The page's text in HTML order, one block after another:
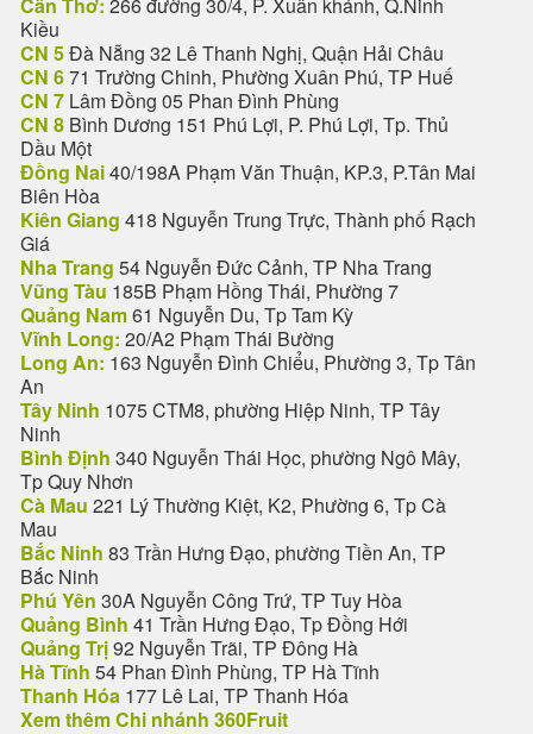
Kiều
CN 5Đà Nẵng 32 Lê Thanh Nghị, Quận Hải Châu
CN 671 Trường Chinh, Phường Xuân Phú, TP Huế
CN 7 Lâm Đồng 05 Phan Đình Phùng
CN 8 Bình Dương 151 Phú Lợi, P. Phú Lợi, Tp. Thủ
Dầu Một
Đồng Nai40/198A Phạm Văn Thuận, KP.3, P.Tân Mai
Biên Hòa
Kiên Giang 418 Nguyễn Trung Trực, Thành phố Rạch
Giá
Nha Trang 54 Nguyễn Đức Cảnh, TP Nha Trang
Vũng Tàu 185B Phạm Hồng Thái, Phường 7
Quảng Nam61 Nguyễn Du, Tp Tam Kỳ
Vĩnh Long: 20/A2 Phạm Thái Bường
Long An: 163 Nguyễn Đình Chiểu, Phường 3, Tp Tân
An
Tây Ninh 1075 CTM8, phường Hiệp Ninh, TP Tây
Ninh
Bình Định 340 Nguyễn Thái Học, phường Ngô Mây,
Tp Quy Nhơn
Cà Mau 221 Lý Thường Kiệt, K2, Phường 6, Tp Cà
Mau
Bắc Ninh 83 Trần Hưng Đạo, phường Tiền An, TP
Bắc Ninh
Phú Yên 30A Nguyễn Công Trứ, TP Tuy Hòa
Quảng Bình 41 Trần Hưng Đạo, Tp Đồng Hới
Quảng Trị92 Nguyễn Trãi, TP Đông Hà
Hà Tĩnh 54 Phan Đình Phùng, TP Hà Tĩnh
Thanh Hóa 177 Lê Lai, TP Thanh Hóa
Xem thêm Chi nhánh 360Fruit